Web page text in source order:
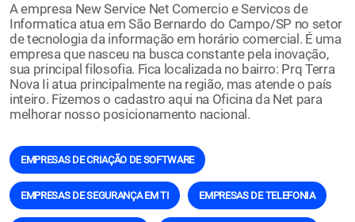
A empresa New Service Net Comercio e Servicos de
Informatica atua em São Bernardo do Campo/SP no setor
de tecnologia da informação em horário comercial. É uma
empresa que nasceu na busca constante pela inovação,
sua principal filosofia. Fica localizada no bairro: Prq Terra
Nova Ii atua principalmente na região, mas atende o país
inteiro. Fizemos o cadastro aqui na Oficina da Net para
melhorar nosso posicionamento nacional.
EMPRESAS DE CRIAÇÃO DE SOFTWARE
EMPRESAS DE SEGURANÇA EM TI EMPRESAS DE TELEFONIA